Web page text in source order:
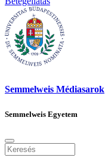
Semmelweis Médiasarok
Semmelweis Egyetem